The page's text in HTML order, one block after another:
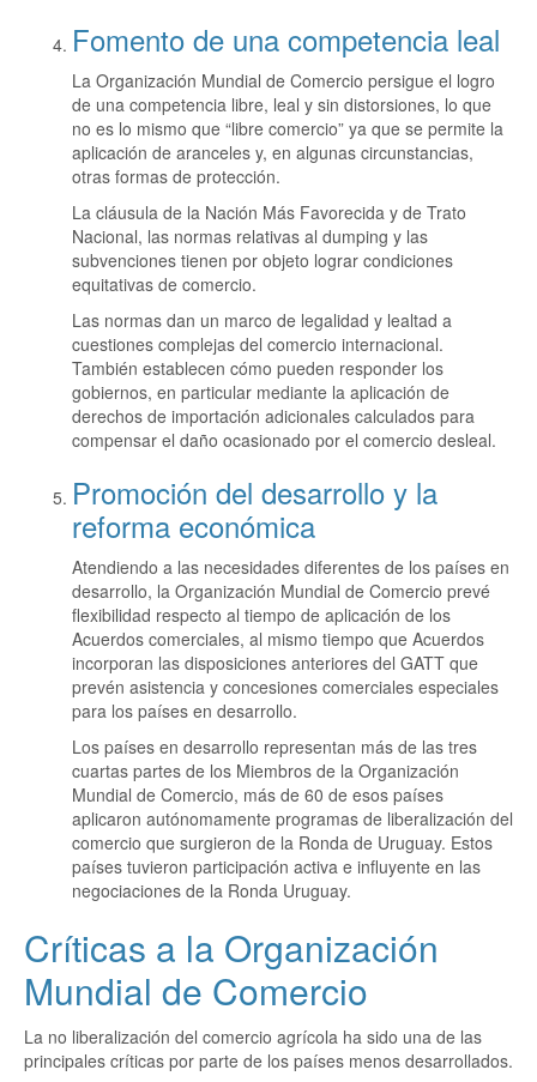
Fomento de una competencia leal
La Organización Mundial de Comercio persigue el logro
de una competencia libre, leal y sin distorsiones, lo que
no es lo mismo que “libre comercio” ya que se permite la
aplicación de aranceles y, en algunas circunstancias,
otras formas de protección.
La cláusula de la Nación Más Favorecida y de Trato
Nacional, las normas relativas al dumping y las
subvenciones tienen por objeto lograr condiciones
equitativas de comercio.
Las normas dan un marco de legalidad y lealtad a
cuestiones complejas del comercio internacional.
También establecen cómo pueden responder los
gobiernos, en particular mediante la aplicación de
derechos de importación adicionales calculados para
compensar el daño ocasionado por el comercio desleal.
Promoción del desarrollo y la
reforma económica
Atendiendo a las necesidades diferentes de los países en
desarrollo, la Organización Mundial de Comercio prevé
flexibilidad respecto al tiempo de aplicación de los
Acuerdos comerciales, al mismo tiempo que Acuerdos
incorporan las disposiciones anteriores del GATT que
prevén asistencia y concesiones comerciales especiales
para los países en desarrollo.
Los países en desarrollo representan más de las tres
cuartas partes de los Miembros de la Organización
Mundial de Comercio, más de 60 de esos países
aplicaron autónomamente programas de liberalización del
comercio que surgieron de la Ronda de Uruguay. Estos
países tuvieron participación activa e influyente en las
negociaciones de la Ronda Uruguay.
Críticas a la Organización
Mundial de Comercio
La no liberalización del comercio agrícola ha sido una de las
principales críticas por parte de los países menos desarrollados.